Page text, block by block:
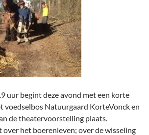
uur begint deze avond met een korte
voedselbos Natuurgaard KorteVonck en
de theatervoorstelling plaats.
over het boerenleven; over de wisseling